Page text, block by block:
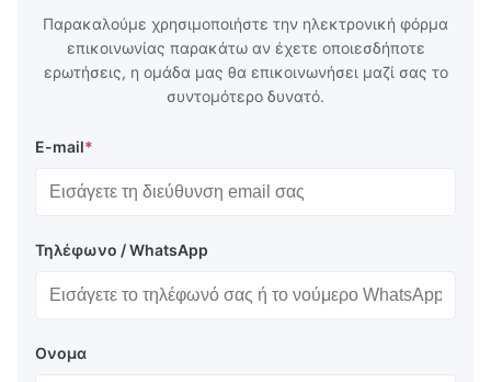
Παρακαλούμε χρησιμοποιήστε την ηλεκτρονική φόρμα
επικοινωνίας παρακάτω αν έχετε οποιεσδήποτε
ερωτήσεις, η ομάδα μας θα επικοινωνήσει μαζί σας το
συντομότερο δυνατό.
E-mail*
Τηλέφωνο / WhatsApp
Ονομα